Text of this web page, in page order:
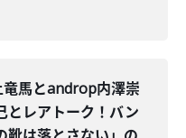
馬とandrop内澤崇
とレアトーク！バン